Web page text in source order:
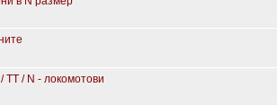
ТТ / N - локомотови